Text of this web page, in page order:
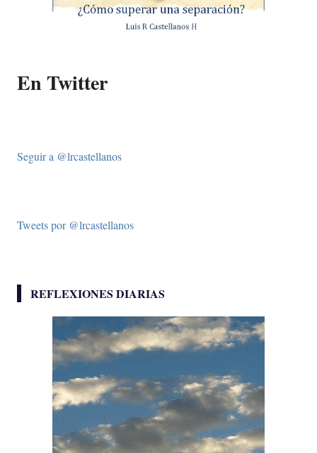
En Twitter
Seguir a @lrcastellanos
Tweets por @lrcastellanos
REFLEXIONES DIARIAS